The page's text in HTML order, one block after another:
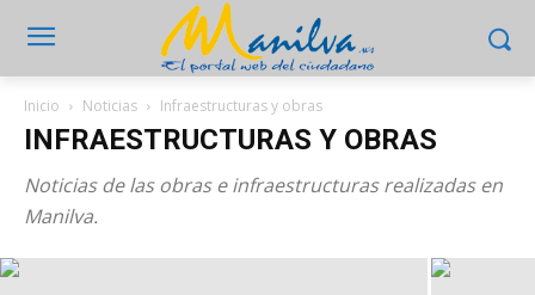
Inicio Noticias Infraestructuras y obras
INFRAESTRUCTURAS Y OBRAS
Noticias de las obras e infraestructuras realizadas en
Manilva.
Se proyecta un nuevo aparcamiento
subterráneo con una inversión de 2,5
millones de euros en Manilva
26 julio 2026